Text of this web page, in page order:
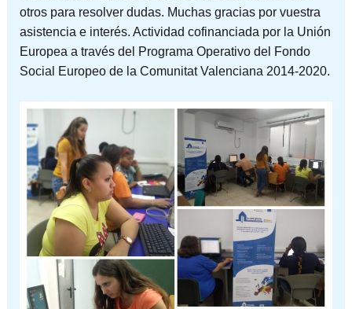
otros para resolver dudas. Muchas gracias por vuestra
asistencia e interés. Actividad cofinanciada por la Unión
Europea a través del Programa Operativo del Fondo
Social Europeo de la Comunitat Valenciana 2014-2020.